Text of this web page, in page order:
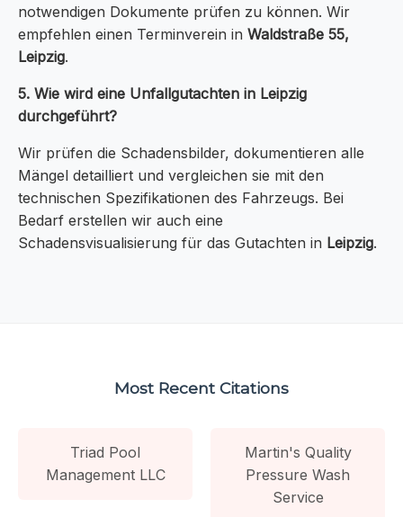
notwendigen Dokumente prüfen zu können. Wir
empfehlen einen Terminverein in Waldstraße 55,
Leipzig.
5. Wie wird eine Unfallgutachten in Leipzig
durchgeführt?
Wir prüfen die Schadensbilder, dokumentieren alle
Mängel detailliert und vergleichen sie mit den
technischen Spezifikationen des Fahrzeugs. Bei
Bedarf erstellen wir auch eine
Schadensvisualisierung für das Gutachten in Leipzig.
Most Recent Citations
Triad Pool
Management LLC
Martin's Quality
Pressure Wash
Service